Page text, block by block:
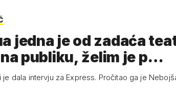
jedna je od zadaća
publiku, želim je p…
dala intervju za Express. Pročitao ga je